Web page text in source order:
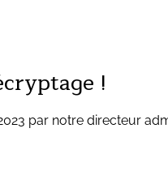
!
par notre directeur